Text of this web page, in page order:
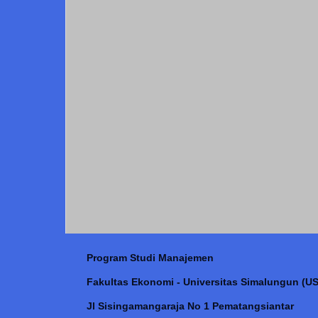
Program Studi Manajemen
Fakultas Ekonomi - Universitas Simalungun
Jl Sisingamangaraja No 1 Pematangsiantar